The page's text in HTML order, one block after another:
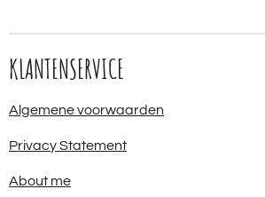
KLANTENSERVICE
Algemene voorwaarden
Privacy Statement
About me